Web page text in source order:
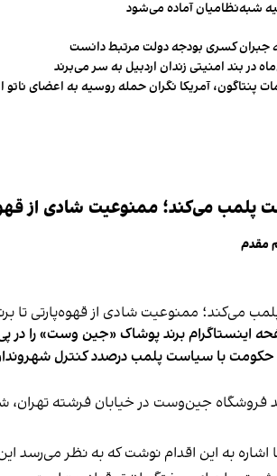
شبه‌نظامیان آماده می‌شود
جبران کسری بودجه دولت مرتبط دانست
پنتاگون، آمریکا نگران حمله روسیه به اعضای
می‌کند؛ ممنوعیت شادی از
مقدم
اینستاگرام برند پوشاک «جین وست» را در
حکومت با سیاست پلمب درصدد کنترل
اشاره به این اقدام نوشت که به نظر می‌رسد